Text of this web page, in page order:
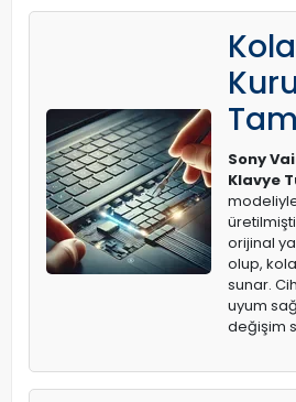
Sony
Klavye
orijinal
olup,
sunar.
uyum
değişim